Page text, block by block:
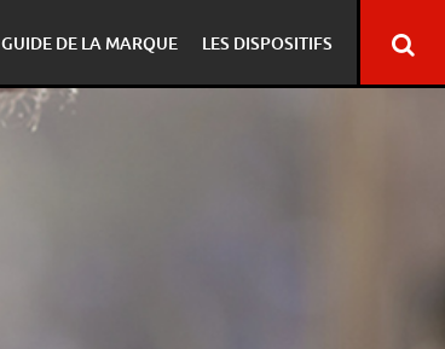
GUIDE DE LA MARQUE LES DISPOSITIFS